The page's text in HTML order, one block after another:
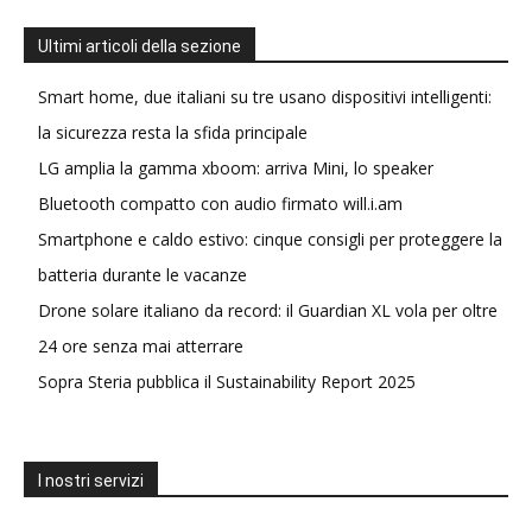
Ultimi articoli della sezione
Smart home, due italiani su tre usano dispositivi intelligenti:
la sicurezza resta la sfida principale
LG amplia la gamma xboom: arriva Mini, lo speaker
Bluetooth compatto con audio firmato will.i.am
Smartphone e caldo estivo: cinque consigli per proteggere la
batteria durante le vacanze
Drone solare italiano da record: il Guardian XL vola per oltre
24 ore senza mai atterrare
Sopra Steria pubblica il Sustainability Report 2025
I nostri servizi